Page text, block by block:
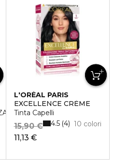
L'ORÉAL PARIS
EXCELLENCE CRÈME
Tinta Capelli
11,13 €
15,90 € 10 colori
4.5 4